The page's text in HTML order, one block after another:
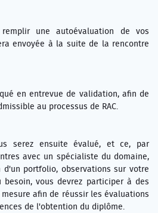
une autoévaluation de vos
envoyée à la suite de la rencontre
en entrevue de validation, afin de
au processus de RAC.
serez ensuite évalué, et ce, par
avec un spécialiste du domaine,
portfolio, observations sur votre
vous devrez participer à des
afin de réussir les évaluations
de l'obtention du diplôme.